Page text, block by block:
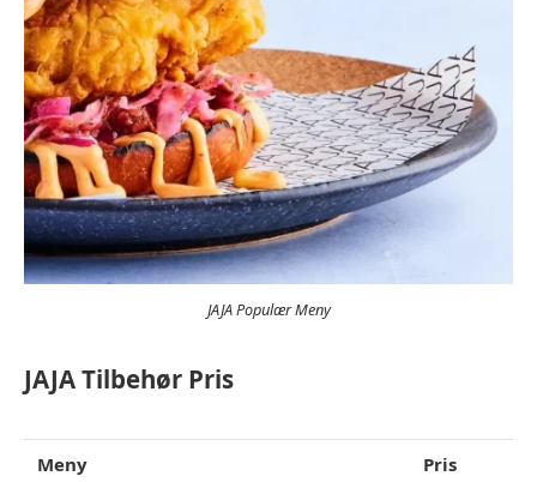
JAJA Populær Meny
JAJA Tilbehør Pris
Meny Pris